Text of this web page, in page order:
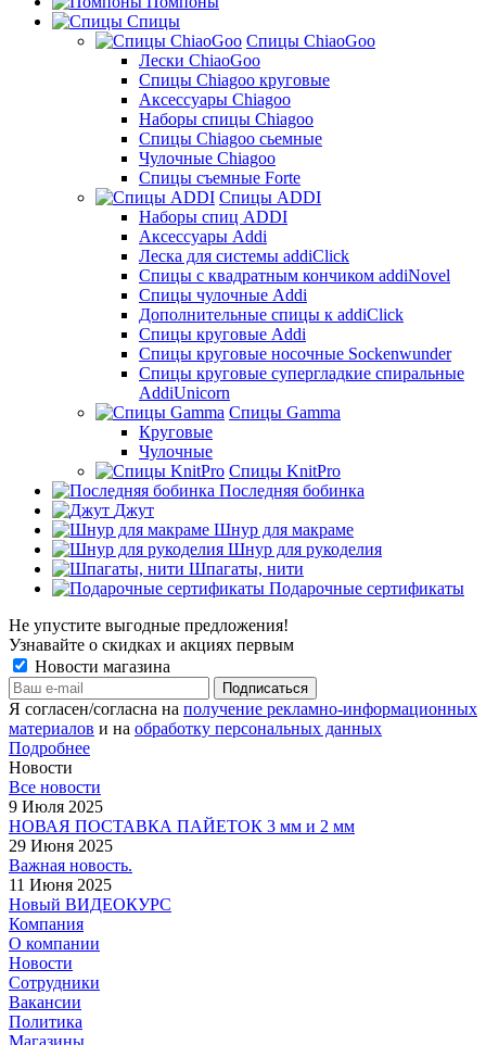
Спицы
Спицы ChiaoGoo
Лески ChiaoGoo
Cпицы Сhiagoo круговые
Аксессуары Chiagoo
Наборы спицы Chiagoo
Спицы Chiagoo сьемные
Чулочные Chiagoo
Спицы съемные Forte
Спицы ADDI
Наборы спиц ADDI
Аксессуары Addi
Леска для системы addiClick
Спицы с квадратным кончиком addiNovel
Спицы чулочные Addi
Дополнительные спицы к addiClick
Спицы круговые Addi
Спицы круговые носочные Sockenwunder
Спицы круговые супергладкие спиральные
AddiUnicorn
Спицы Gamma
Круговые
Чулочные
Спицы KnitPro
Последняя бобинка
Джут
Шнур для макраме
Шнур для рукоделия
Шпагаты, нити
Подарочные сертификаты
Не упустите выгодные предложения!
Узнавайте о скидках и акциях первым
Новости магазина
Я согласен/согласна на получение рекламно-информационных
материалов и на обработку персональных данных
Подробнее
Новости
Все новости
9 Июля 2025
НОВАЯ ПОСТАВКА ПАЙЕТОК 3 мм и 2 мм
29 Июня 2025
Важная новость.
11 Июня 2025
Новый ВИДЕОКУРС
Компания
О компании
Новости
Сотрудники
Вакансии
Политика